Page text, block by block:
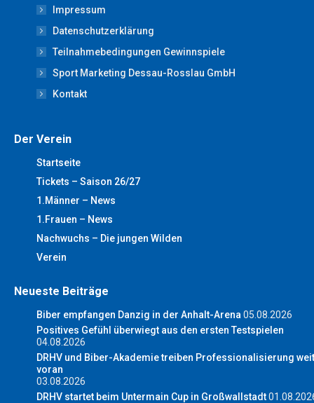
new
window
in
new
window
in
new
window
in
new
window
new
window
Impressum
Datenschutzerklärung
Teilnahmebedingungen Gewinnspiele
Sport Marketing Dessau-Rosslau GmbH
Kontakt
Der Verein
Startseite
Tickets – Saison 26/27
1.Männer – News
1.Frauen – News
Nachwuchs – Die jungen Wilden
Verein
Neueste Beiträge
Biber empfangen Danzig in der Anhalt-Arena 05.08.2026
Positives Gefühl überwiegt aus den ersten Testspielen
04.08.2026
DRHV und Biber-Akademie treiben Professionalisierung
voran
03.08.2026
DRHV startet beim Untermain Cup in Großwallstadt